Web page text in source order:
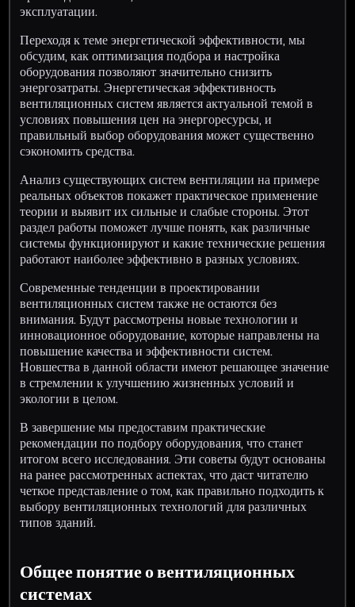
эксплуатации.
Переходя к теме энергетической эффективности, мы
обсудим, как оптимизация подбора и настройка
оборудования позволяют значительно снизить
энергозатраты. Энергетическая эффективность
вентиляционных систем является актуальной темой в
условиях повышения цен на энергоресурсы, и
правильный выбор оборудования может существенно
сэкономить средства.
Анализ существующих систем вентиляции на примере
реальных объектов покажет практическое применение
теории и выявит их сильные и слабые стороны. Этот
раздел работы поможет лучше понять, как различные
системы функционируют и какие технические решения
работают наиболее эффективно в разных условиях.
Современные тенденции в проектировании
вентиляционных систем также не остаются без
внимания. Будут рассмотрены новые технологии и
инновационное оборудование, которые направлены на
повышение качества и эффективности систем.
Новшества в данной области имеют решающее значение
в стремлении к улучшению жизненных условий и
экологии в целом.
В завершение мы предоставим практические
рекомендации по подбору оборудования, что станет
итогом всего исследования. Эти советы будут основаны
на ранее рассмотренных аспектах, что даст читателю
четкое представление о том, как правильно подходить к
выбору вентиляционных технологий для различных
типов зданий.
Общее понятие о вентиляционных
системах